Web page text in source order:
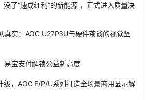
没了“速成红利”的新能源 ，正式进入质量决
真实：AOC U27P3U与硬件茶谈的视觉坚
易宝支付解锁公益新高度
级，AOC E/P/U系列打造全场景商用显示解